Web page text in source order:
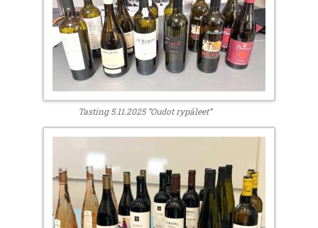
Tasting 5.11.2025 ”Oudot rypäleet”